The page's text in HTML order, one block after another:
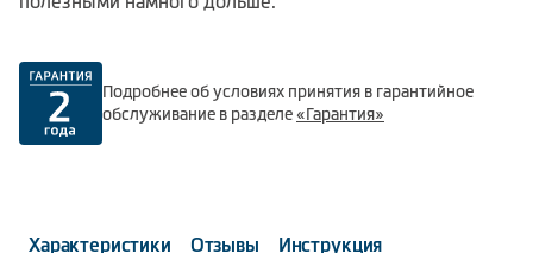
Подробнее об условиях принятия в гарантийное
обслуживание в разделе«Гарантия»
Характеристики Отзывы Инструкция